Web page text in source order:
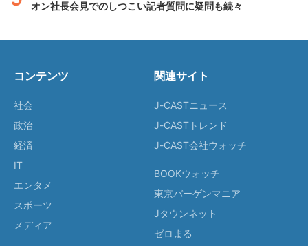
オン社長会見でのしつこい記者質問に疑問も続々
コンテンツ
社会
政治
経済
IT
エンタメ
スポーツ
メディア
関連サイト
J-CASTニュース
J-CASTトレンド
J-CAST会社ウォッチ
BOOKウォッチ
東京バーゲンマニア
Jタウンネット
ゼロまる